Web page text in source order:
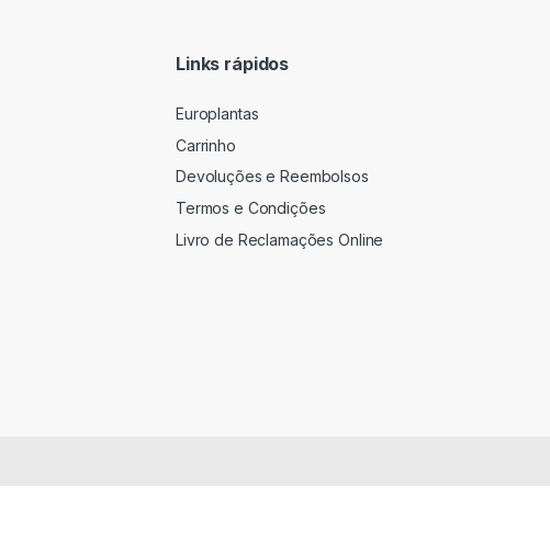
Links rápidos
Europlantas
Carrinho
Devoluções e Reembolsos
Termos e Condições
Livro de Reclamações Online